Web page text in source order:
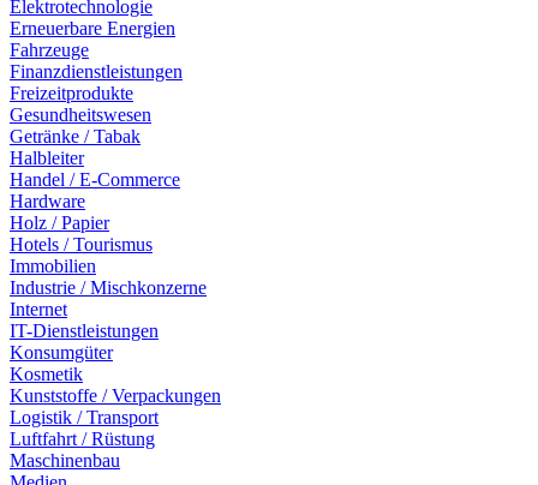
Elektrotechnologie
Erneuerbare Energien
Fahrzeuge
Finanzdienstleistungen
Freizeitprodukte
Gesundheitswesen
Getränke / Tabak
Halbleiter
Handel / E-Commerce
Hardware
Holz / Papier
Hotels / Tourismus
Immobilien
Industrie / Mischkonzerne
Internet
IT-Dienstleistungen
Konsumgüter
Kosmetik
Kunststoffe / Verpackungen
Logistik / Transport
Luftfahrt / Rüstung
Maschinenbau